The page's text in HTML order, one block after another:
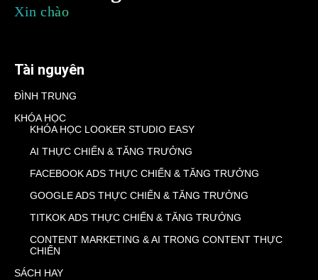
Xin chào
Tài nguyên
ĐÌNH TRUNG
KHÓA HỌC
KHÓA HỌC LOOKER STUDIO EASY
AI THỰC CHIẾN & TĂNG TRƯỞNG
FACEBOOK ADS THỰC CHIẾN & TĂNG TRƯỞNG
GOOGLE ADS THỰC CHIẾN & TĂNG TRƯỞNG
TITKOK ADS THỰC CHIẾN & TĂNG TRƯỞNG
CONTENT MARKETING & AI TRONG CONTENT THỰC
CHIẾN
SÁCH HAY